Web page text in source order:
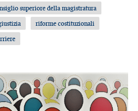
superiore della magistratura
riforme costituzionali